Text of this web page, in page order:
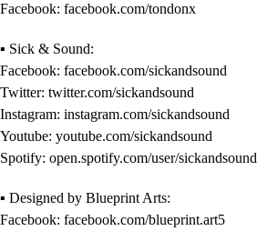
Facebook: facebook.com/tondonx
▪ Sick & Sound:
Facebook: facebook.com/sickandsound
Twitter: twitter.com/sickandsound
Instagram: instagram.com/sickandsound
Youtube: youtube.com/sickandsound
Spotify: open.spotify.com/user/sickandsound
▪ Designed by Blueprint Arts:
Facebook: facebook.com/blueprint.art5